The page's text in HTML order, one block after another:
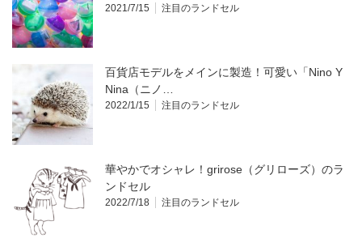
2021/7/15 注目のランドセル
百貨店モデルをメインに製造！可愛い「Nino Y
Nina（ニノ…
2022/1/15 注目のランドセル
華やかでオシャレ！grirose（グリローズ）のラ
ンドセル
2022/7/18 注目のランドセル